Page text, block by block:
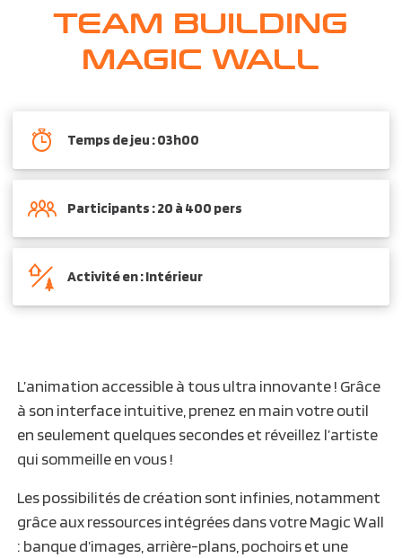
TEAM BUILDING
MAGIC WALL
Temps de jeu : 03h00
Participants : 20 à 400 pers
Activité en : Intérieur
L’animation accessible à tous ultra innovante ! Grâce
à son interface intuitive, prenez en main votre outil
en seulement quelques secondes et réveillez l’artiste
qui sommeille en vous !
Les possibilités de création sont infinies, notamment
grâce aux ressources intégrées dans votre Magic Wall
: banque d’images, arrière-plans, pochoirs et une